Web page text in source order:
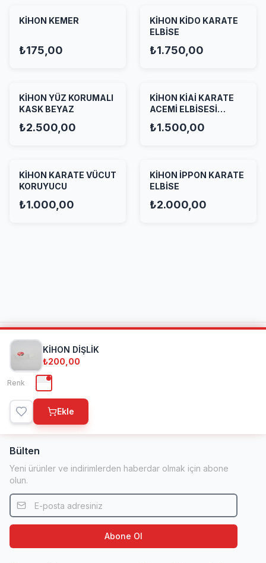
KİHON KEMER
₺175,00
KİHON KİDO KARATE
ELBİSE
₺1.750,00
KİHON YÜZ KORUMALI
KASK BEYAZ
₺2.500,00
KİHON KİAİ KARATE
ACEMİ ELBİSESİ
₺1.500,00
KİHON KARATE VÜCUT
KORUYUCU
₺1.000,00
KİHON İPPON KARATE
ELBİSE
₺2.000,00
KİHON DİŞLİK
₺200,00
Renk
Ekle
Kihon Spor
1998'den beri dövüş sanatları ve spor ekipmanlarında
Türkiye'nin öncü ve uluslararası markası.
Bülten
Yeni ürünler ve indirimlerden haberdar olmak için abone
olun.
Abone Ol